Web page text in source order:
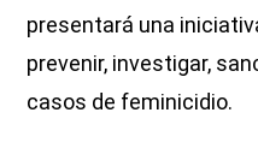
presentará una
prevenir, investigar,
casos de feminicidio.